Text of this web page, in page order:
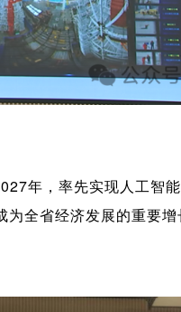
年，率先实现人工智
全省经济发展的重要